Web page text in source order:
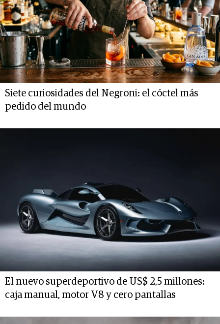
Siete curiosidades del Negroni: el cóctel más
pedido del mundo
El nuevo superdeportivo de US$ 2,5 millones:
caja manual, motor V8 y cero pantallas